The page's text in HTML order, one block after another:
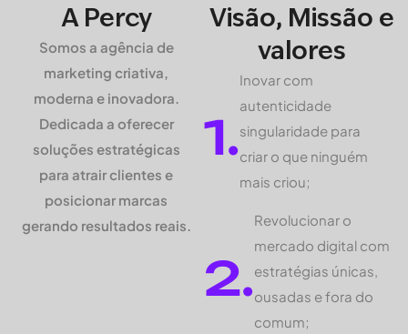
A Percy
Somos a agência de
marketing criativa,
moderna e inovadora.
Dedicada a oferecer
soluções estratégicas
para atrair clientes e
posicionar marcas
gerando resultados reais.
Visão, Missão e
valores
1.
Inovar com
autenticidade
singularidade para
criar o que ninguém
mais criou;
2.
Revolucionar o
mercado digital com
estratégias únicas,
ousadas e fora do
comum;